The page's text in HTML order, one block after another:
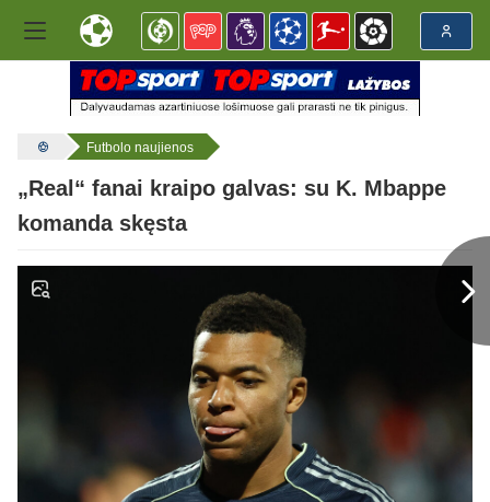
Futbolo naujienos
„Real“ fanai kraipo galvas: su K. Mbappe
komanda skęsta